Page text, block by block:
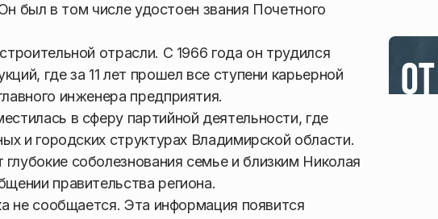
был в том числе удостоен звания Почетного
отрасли. С 1966 года он трудился
где за 11 лет прошел все ступени карьерной
инженера предприятия.
в сферу партийной деятельности, где
и городских структурах Владимирской области.
соболезнования семье и близким Николая
правительства региона.
не сообщается. Эта информация появится